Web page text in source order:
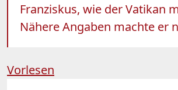
Franziskus, wie der Vatikan
Nähere Angaben machte er
Vorlesen